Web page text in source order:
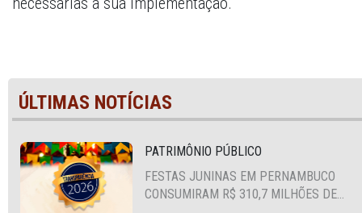
ÚLTIMAS NOTÍCIAS
PATRIMÔNIO PÚBLICO
FESTAS JUNINAS EM PERNAMBUCO
CONSUMIRAM R$ 310,7 MILHÕES DE